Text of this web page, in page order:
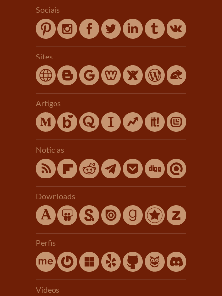
Sociais
Sites
Artigos
Notícias
Downloads
Perfis
Vídeos